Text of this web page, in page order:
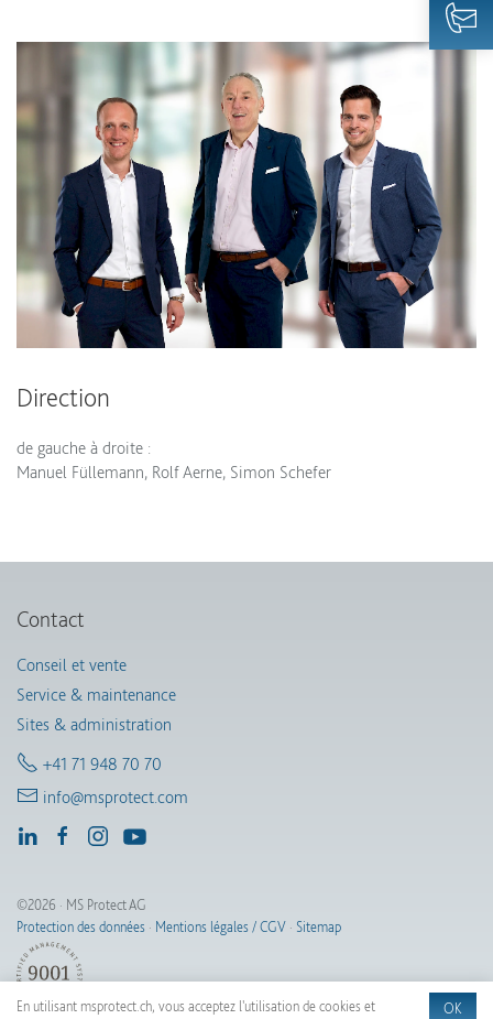
Direction
de gauche à droite :
Manuel Füllemann, Rolf Aerne, Simon Schefer
Contact
Conseil et vente
Service & maintenance
Sites & administration
+41 71 948 70 70
info@msprotect.com
©2026 · MS Protect AG
Protection des données · Mentions légales / CGV · Sitemap
OK
En utilisant msprotect.ch, vous acceptez l'utilisation de cookies et